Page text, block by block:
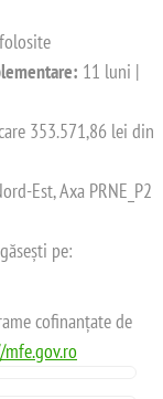
11 luni |
353.571,86 lei din
Est, Axa PRNE_P2
pe:
cofinanțate de